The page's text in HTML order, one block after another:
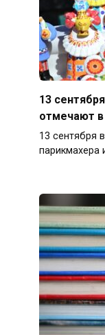
13
отмечают
13 сентября
парикмахера